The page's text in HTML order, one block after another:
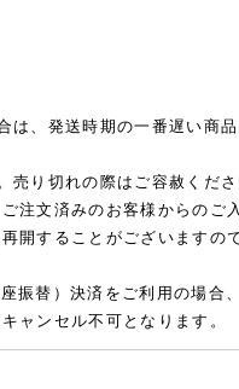
は、発送時期の一番遅い商
売り切れの際はご容赦くださ
注文済みのお客様からのご
開することがございますの
振替）決済をご利用の場合
ャンセル不可となります。